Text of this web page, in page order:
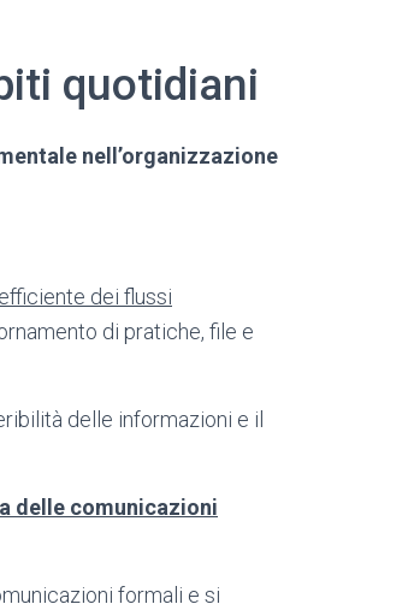
quotidiani
nell’organizzazione
dei flussi
di pratiche, file e
delle informazioni e il
delle comunicazioni
formali e si